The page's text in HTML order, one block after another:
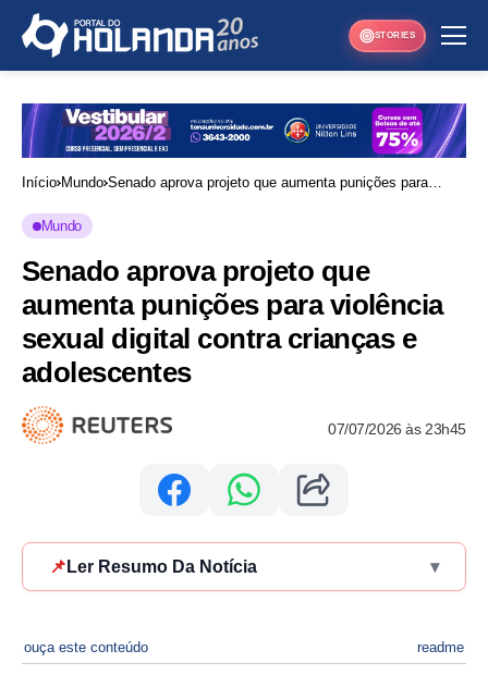
STORIES
Início Mundo Senado aprova projeto que aumenta punições para
Mundo
Senado aprova projeto que
aumenta punições para violência
sexual digital contra crianças e
adolescentes
07/07/2026 às 23h45
📌 Ler Resumo Da Notícia ▾
ouça este conteúdo readme